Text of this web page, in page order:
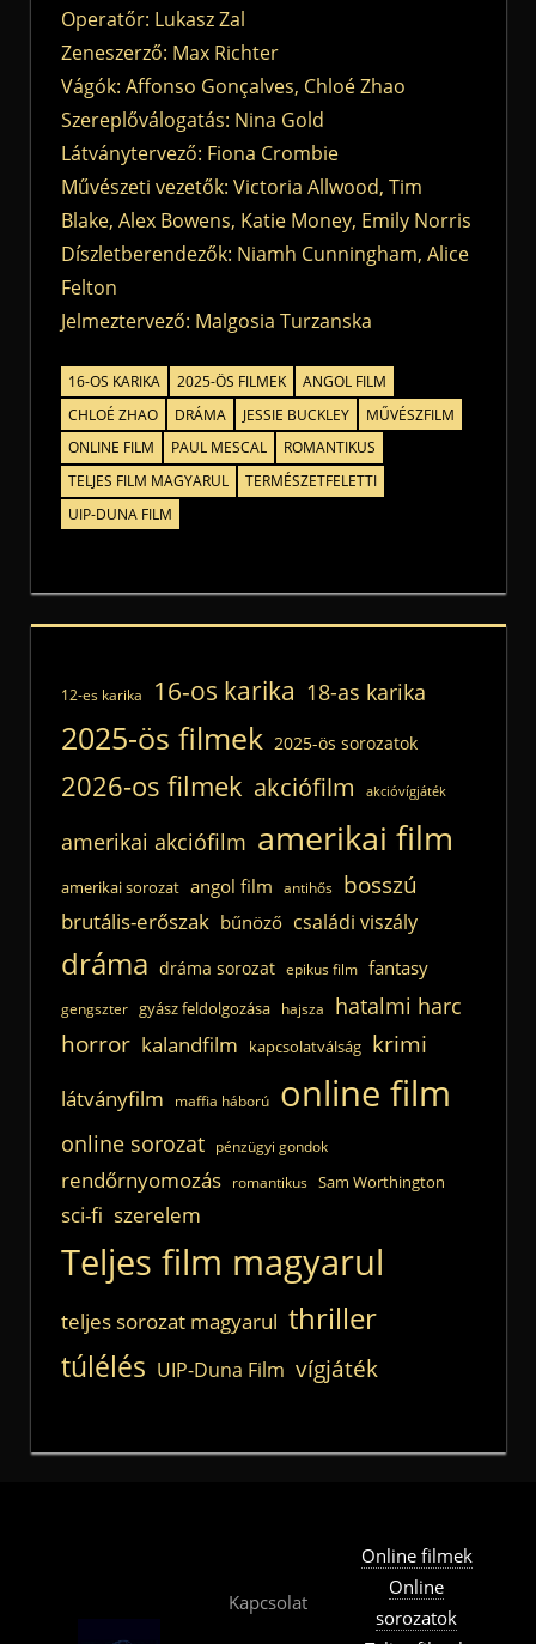
Operatőr: Lukasz Zal
Zeneszerző: Max Richter
Vágók: Affonso Gonçalves, Chloé Zhao
Szereplőválogatás: Nina Gold
Látványtervező: Fiona Crombie
Művészeti vezetők: Victoria Allwood, Tim
Blake, Alex Bowens, Katie Money, Emily Norris
Díszletberendezők: Niamh Cunningham, Alice
Felton
Jelmeztervező: Malgosia Turzanska
16-OS KARIKA 2025-ÖS FILMEK
ANGOL FILM
CHLOÉ ZHAO
DRÁMA JESSIE BUCKLEY
MŰVÉSZFILM
ONLINE FILM
PAUL MESCAL
ROMANTIKUS
TELJES FILM MAGYARUL
TERMÉSZETFELETTI
UIP-DUNA FILM
12-es karika 16-os karika 18-as karika
2025-ös filmek 2025-ös sorozatok
2026-os filmek akciófilm akcióvígjáték
amerikai akciófilm amerikai film
amerikai sorozat angol film antihős bosszú
brutális-erőszak bűnöző családi viszály
dráma dráma sorozat epikus film fantasy
gengszter gyász feldolgozása hajsza hatalmi harc
horror kalandfilm kapcsolatválság krimi
látványfilm maffia háború online film
online sorozat pénzügyi gondok
rendőrnyomozás romantikus Sam Worthington
sci-fi szerelem
Teljes film magyarul
teljes sorozat magyarul thriller
túlélés UIP-Duna Film vígjáték
Kapcsolat
Online filmek
Online
sorozatok